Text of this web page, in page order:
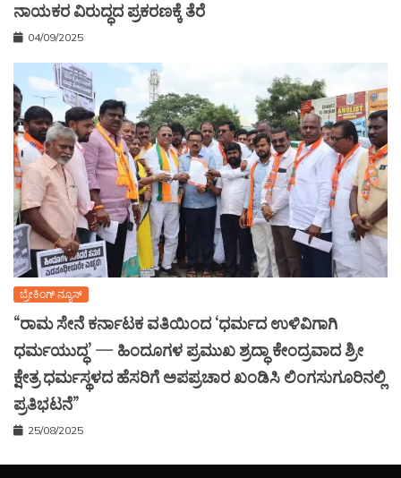
ನಾಯಕರ ವಿರುದ್ಧದ ಪ್ರಕರಣಕ್ಕೆ ತೆರೆ
04/09/2025
ಬ್ರೇಕಿಂಗ್ ನ್ಯೂಸ್
“ರಾಮ ಸೇನೆ ಕರ್ನಾಟಕ ವತಿಯಿಂದ ‘ಧರ್ಮದ ಉಳಿವಿಗಾಗಿ
ಧರ್ಮಯುದ್ಧ’ — ಹಿಂದೂಗಳ ಪ್ರಮುಖ ಶ್ರದ್ಧಾ ಕೇಂದ್ರವಾದ ಶ್ರೀ
ಕ್ಷೇತ್ರ ಧರ್ಮಸ್ಥಳದ ಹೆಸರಿಗೆ ಅಪಪ್ರಚಾರ ಖಂಡಿಸಿ ಲಿಂಗಸುಗೂರಿನಲ್ಲಿ
ಪ್ರತಿಭಟನೆ”
25/08/2025